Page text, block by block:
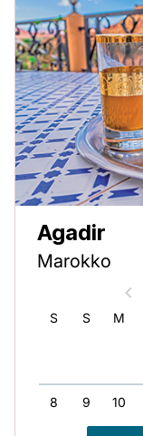
Agadir
Marokko
S
8
S
9
M
10